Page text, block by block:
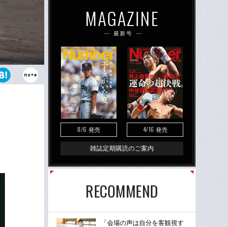
MAGAZINE
最新号
8/6 発売 4/16 発売
雑誌定期購読のご案内
RECOMMEND
「会場の声は自分を客観視す